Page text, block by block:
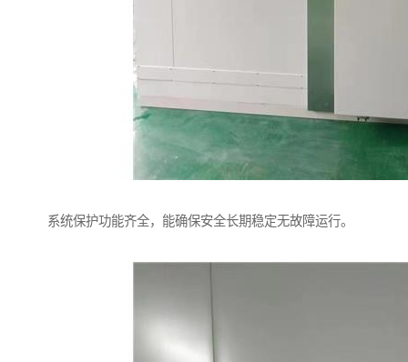
系统保护功能齐全，能确保安全长期稳定无故障运行。